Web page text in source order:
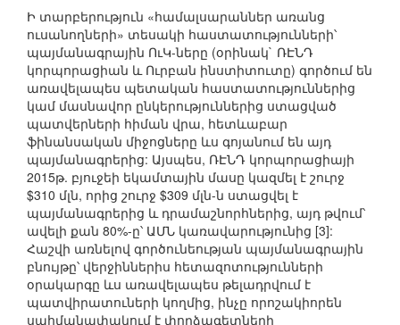
Ի տարբերություն «համալսարաններ առանց
ուսանողների» տեսակի հաստատությունների՝
պայմանագրային ՈւԿ-ները (օրինակ` ՌԷՆԴ
կորպորացիան և Ուրբան ինստիտուտը) գործում են
առավելապես պետական հաստատություններից
կամ մասնավոր ընկերություններից ստացված
պատվերների հիման վրա, հետևաբար
ֆինանսական միջոցները ևս գոյանում են այդ
պայմանագրերից: Այսպես, ՌԷՆԴ կորպորացիայի
2015թ. բյուջեի եկամտային մասը կազմել է շուրջ
$310 մլն, որից շուրջ $309 մլն-ն ստացվել է
պայմանագրերից և դրամաշնորհներից, այդ թվում՝
ավելի քան 80%-ը՝ ԱՄՆ կառավարությունից [3]:
Հաշվի առնելով գործունեության պայմանագրային
բնույթը՝ վերջիններիս հետազոտությունների
օրակարգը ևս առավելապես թելադրվում է
պատվիրատուների կողմից, ինչը որոշակիորեն
սահմանափակում է փորձագետների